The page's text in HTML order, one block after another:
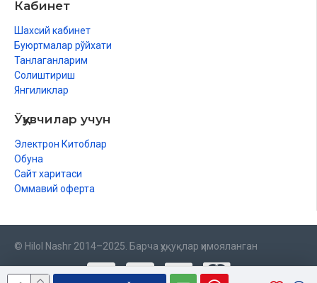
Кабинет
Шахсий кабинет
Буюртмалар рўйхати
Танлаганларим
Солиштириш
Янгиликлар
Ўқувчилар учун
Электрон Китоблар
Обуна
Сайт харитаси
Оммавий оферта
© Hilol Nashr 2014–2025. Барча ҳуқуқлар ҳимояланган